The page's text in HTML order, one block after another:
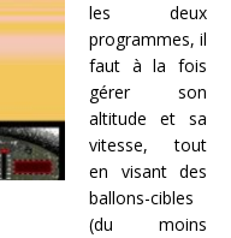
les deux
programmes, il
faut à la fois
gérer son
altitude et sa
vitesse, tout
en visant des
ballons-cibles
(du moins